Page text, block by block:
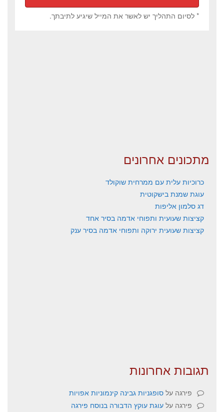
* לסיום התהליך יש לאשר את המייל שיגיע לתיבתך.
מתכונים אחרונים
כרוכיות עלית עם ממרחית שוקולד
עוגת שמנת בישקוטית
דג סלמון אליפות
קציצות שעועית ותפוחי אדמה בסיר אחד
קציצות שעועית ירוקה ותפוחי אדמה בסיר ענק
תגובות אחרונות
פירגה על סופגניות גבינה קינמוניות אפויות
פירגה על עוגת עוקץ הדבורה בנוסח פירגה